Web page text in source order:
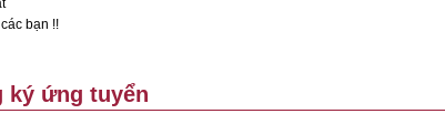
bạn !!
ký ứng tuyển